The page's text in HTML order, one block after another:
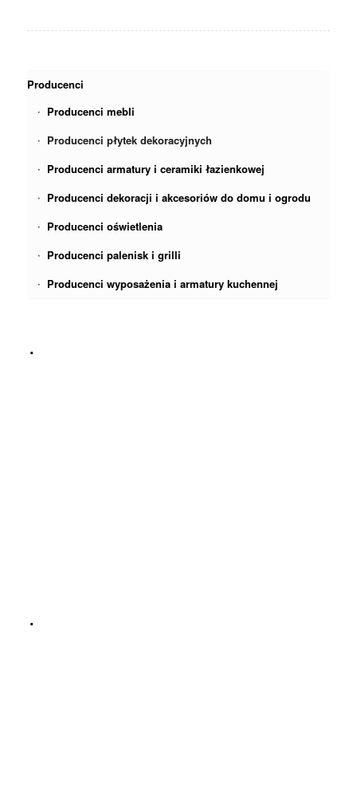
Producenci
Producenci mebli
Producenci płytek dekoracyjnych
Producenci armatury i ceramiki łazienkowej
Producenci dekoracji i akcesoriów do domu i ogrodu
Producenci oświetlenia
Producenci palenisk i grilli
Producenci wyposażenia i armatury kuchennej